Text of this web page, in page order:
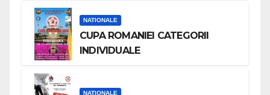
NATIONALE
CUPA ROMANIEI CATEGORII
INDIVIDUALE
NATIONALE